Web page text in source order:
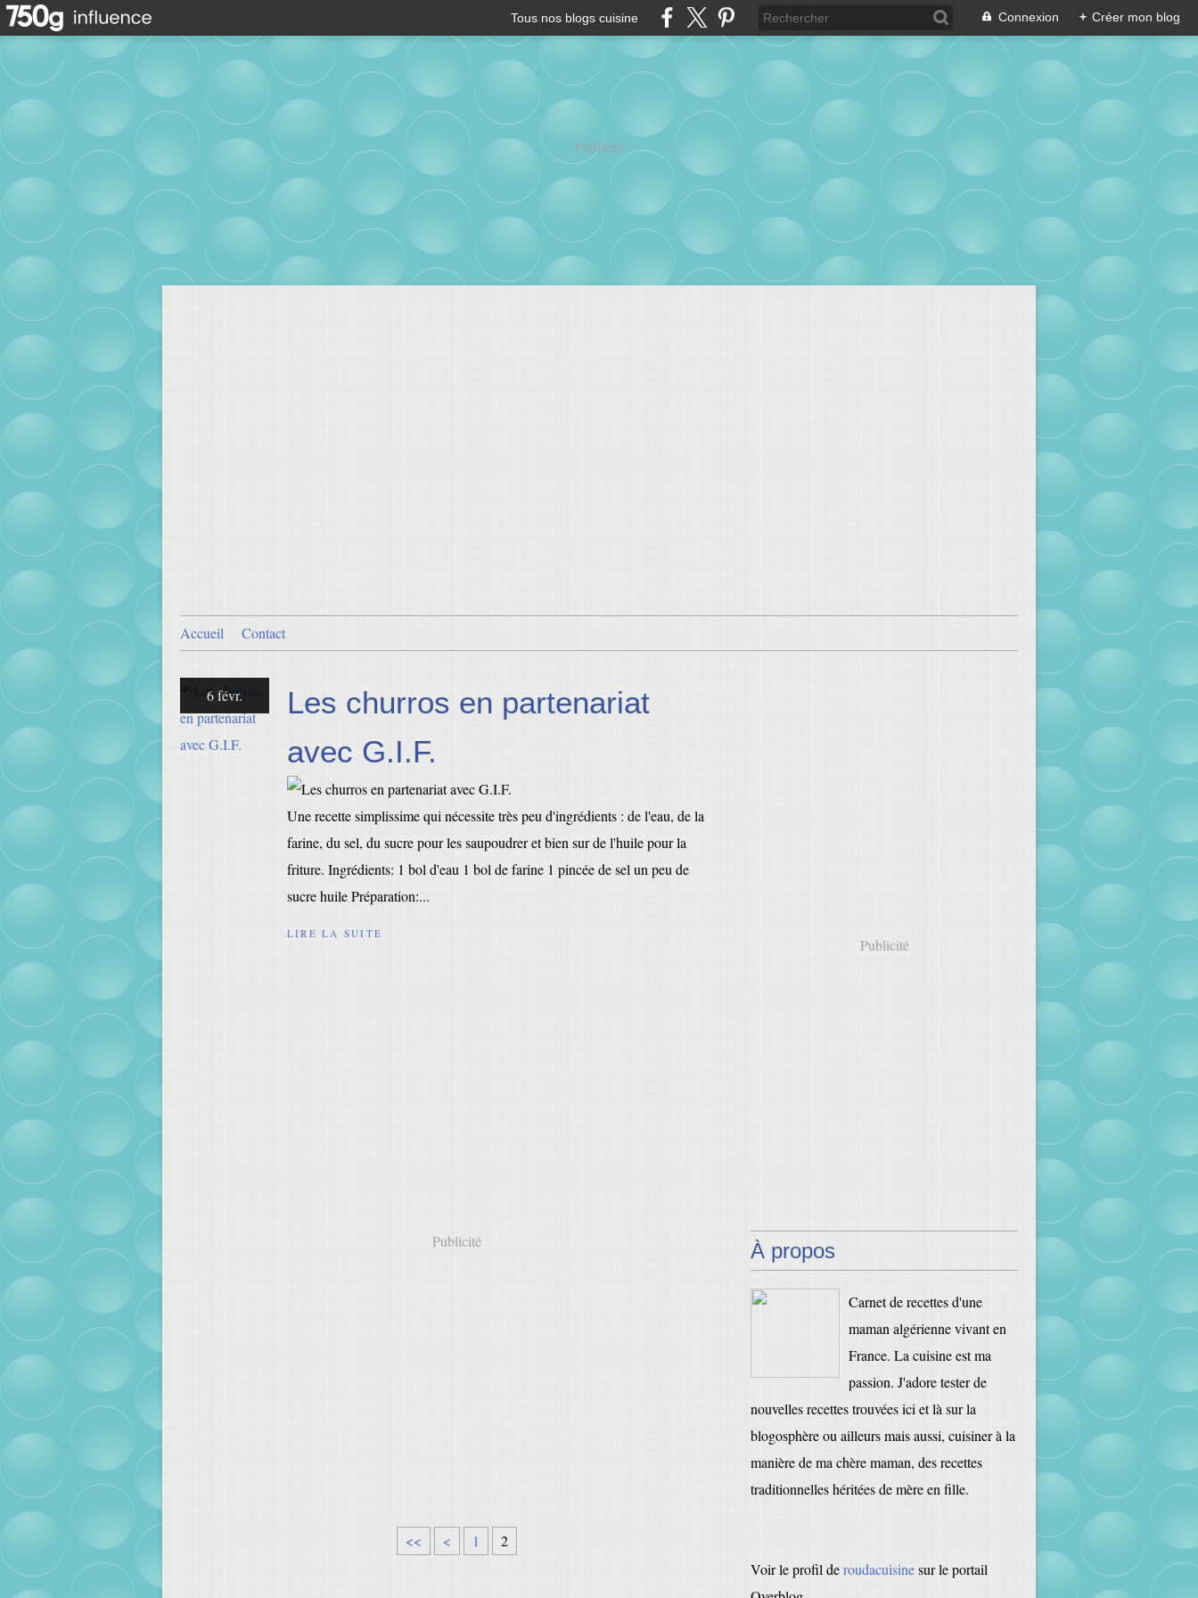
Tous nos blogs cuisine Connexion + Créer mon blog
Publicité
Accueil Contact
6 févr.
Les churros en partenariat
avec G.I.F.
Une recette simplissime qui nécessite très peu d'ingrédients : de l'eau, de la
farine, du sel, du sucre pour les saupoudrer et bien sur de l'huile pour la
friture. Ingrédients: 1 bol d'eau 1 bol de farine 1 pincée de sel un peu de
sucre huile Préparation:...
LIRE LA SUITE
Publicité
<< < 1 2
Publicité
À propos
Carnet de recettes d'une
maman algérienne vivant en
France. La cuisine est ma
passion. J'adore tester de
nouvelles recettes trouvées ici et là sur la
blogosphère ou ailleurs mais aussi, cuisiner à la
manière de ma chère maman, des recettes
traditionnelles héritées de mère en fille.
Voir le profil deroudacuisinesur le portail